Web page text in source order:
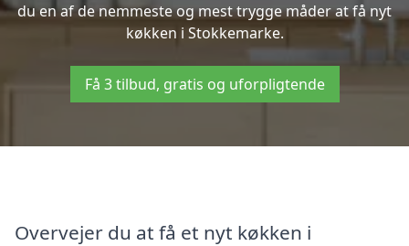
du en af de nemmeste og mest trygge måder at få nyt
køkken i Stokkemarke.
Få 3 tilbud, gratis og uforpligtende
Overvejer du at få et nyt køkken i